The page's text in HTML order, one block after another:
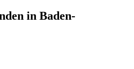
in Baden-